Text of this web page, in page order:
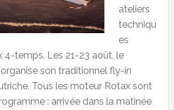
ateliers
techniqu
es
4-temps. Les 21-23 août, le
son traditionnel fly-in
Tous les moteur Rotax sont
: arrivée dans la matinée